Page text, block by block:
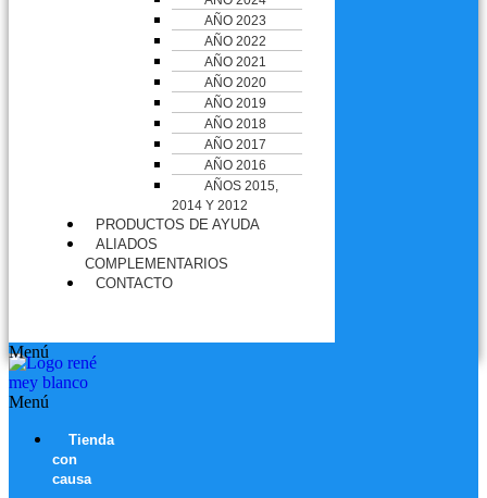
AÑO 2023
AÑO 2022
AÑO 2021
AÑO 2020
AÑO 2019
AÑO 2018
AÑO 2017
AÑO 2016
AÑOS 2015,
2014 Y 2012
PRODUCTOS DE AYUDA
ALIADOS
COMPLEMENTARIOS
CONTACTO
Menú
Menú
Tienda
con
causa